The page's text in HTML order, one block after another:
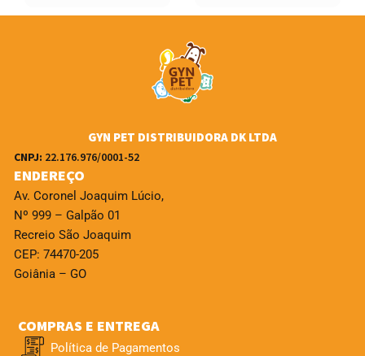
GYN PET DISTRIBUIDORA DK LTDA
CNPJ: 22.176.976/0001-52
ENDEREÇO
Av. Coronel Joaquim Lúcio,
Nº 999 – Galpão 01
Recreio São Joaquim
CEP: 74470-205
Goiânia – GO
COMPRAS E ENTREGA
Política de Pagamentos